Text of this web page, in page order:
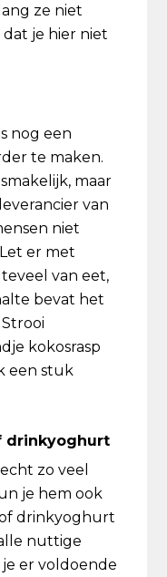
ze niet
je hier niet
nog een
te maken.
maar
van
niet
er met
van eet,
bevat het
kokosrasp
een stuk
drinkyoghurt
zo veel
je hem ook
drinkyoghurt
nuttige
er voldoende